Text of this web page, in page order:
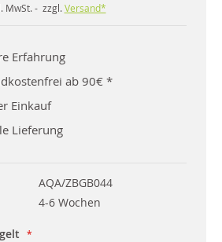
MwSt. - zzgl. Versand*
Erfahrung
ab 90€ *
Einkauf
Lieferung
AQA/ZBGB044
4-6 Wochen